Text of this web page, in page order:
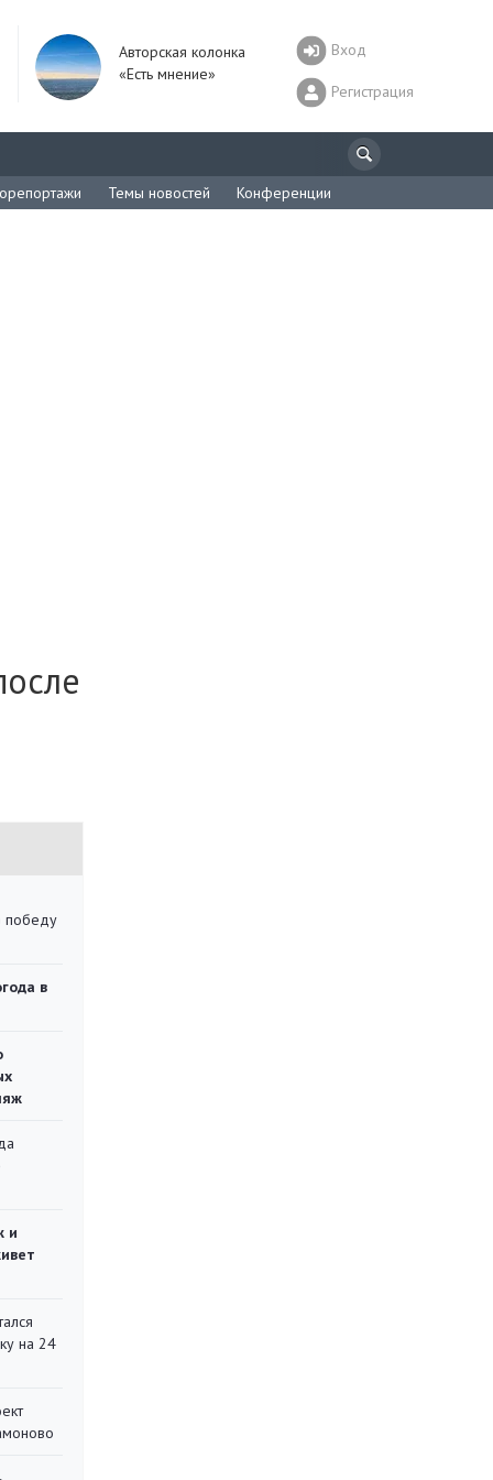
Авторская колонка
«Есть мнение»
Вход
Регистрация
Темы новостей Конференции
победу
в
и
на 24